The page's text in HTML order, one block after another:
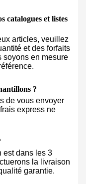
catalogues et listes
articles, veuillez
et des forfaits
soyons en mesure
?
de vous envoyer
express ne
est dans les 3
la livraison
garantie.